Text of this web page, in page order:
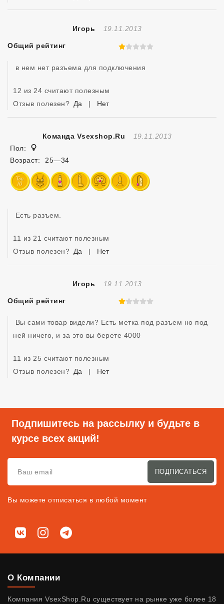
Игорь Отзыв Создан
19.11.2013
Общий рейтинг 1 из 5
в нем нет разъема для подключения
12 из 24 считают полезным
Отзыв полезен? Да | Нет
Команда Vsexshop.ru Отзыв Создан
19.11.2013
Пол:
Возраст:
25—34
Есть разъем.
11 из 21 считают полезным
Отзыв полезен? Да | Нет
Игорь Отзыв Создан
19.11.2013
Общий рейтинг 1 из 5
ней ничего, и за это вы берете 4000
11 из 25 считают полезным
Отзыв полезен? Да | Нет
Подпишитесь на рассылку и будьте в
курсе всех акций!
ПОДПИСАТЬСЯ
Вы можете отписаться в любой момент
Мы в соц. сетях
ВКонтактеInstagramTelegram
О Компании
Компания VsexShop.Ru существует на рынке уже более 18